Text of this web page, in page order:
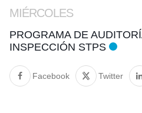
MIÉRCOLES
PROGRAMA DE
INSPECCIÓN STPS
Facebook Twitter